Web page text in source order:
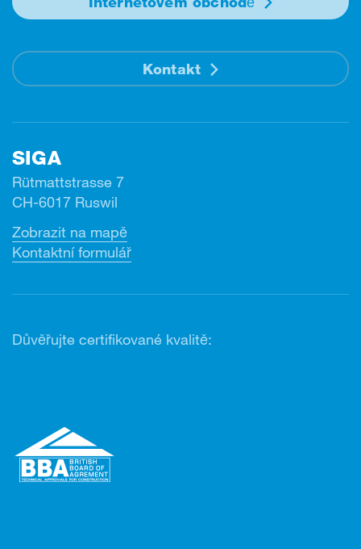
Kontakt
SIGA
Rütmattstrasse 7
CH-6017 Ruswil
Zobrazit na mapě
Kontaktní formulář
Důvěřujte certifikované kvalitě: